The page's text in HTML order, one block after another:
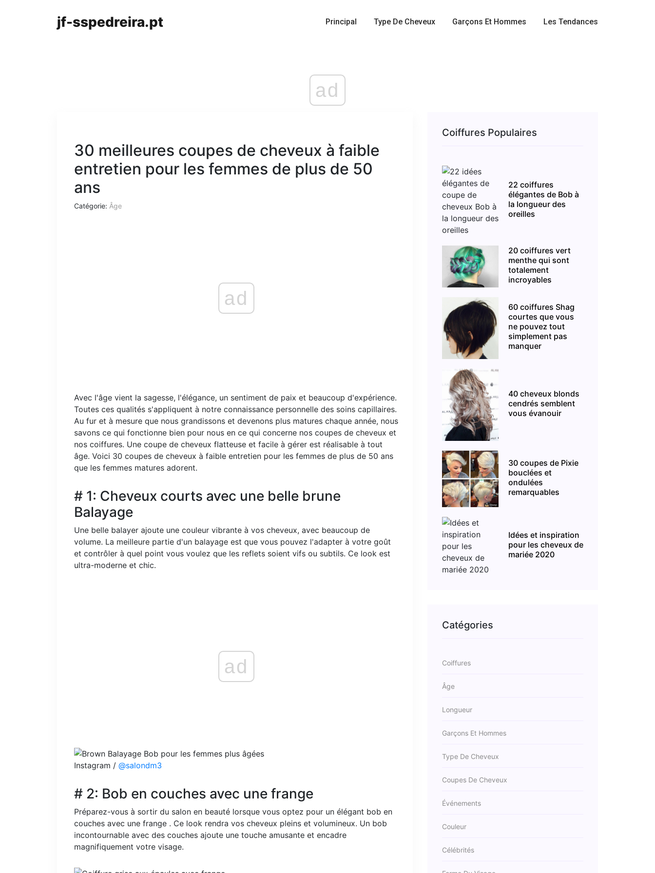
jf-sspedreira.pt Principal Type De Cheveux Garçons Et Hommes Les Tendances
ad
30 meilleures coupes de cheveux à faible
entretien pour les femmes de plus de 50
ans
Catégorie: Âge
ad
Avec l'âge vient la sagesse, l'élégance, un sentiment de paix et beaucoup d'expérience.
Toutes ces qualités s'appliquent à notre connaissance personnelle des soins capillaires.
Au fur et à mesure que nous grandissons et devenons plus matures chaque année, nous
savons ce qui fonctionne bien pour nous en ce qui concerne nos coupes de cheveux et
nos coiffures. Une coupe de cheveux flatteuse et facile à gérer est réalisable à tout
âge. Voici 30 coupes de cheveux à faible entretien pour les femmes de plus de 50 ans
que les femmes matures adorent.
# 1: Cheveux courts avec une belle brune
Balayage
Une belle balayer ajoute une couleur vibrante à vos cheveux, avec beaucoup de
volume. La meilleure partie d'un balayage est que vous pouvez l'adapter à votre goût
et contrôler à quel point vous voulez que les reflets soient vifs ou subtils. Ce look est
ultra-moderne et chic.
ad
Instagram / @salondm3
# 2: Bob en couches avec une frange
Préparez-vous à sortir du salon en beauté lorsque vous optez pour un élégant bob en
couches avec une frange . Ce look rendra vos cheveux pleins et volumineux. Un bob
incontournable avec des couches ajoute une touche amusante et encadre
magnifiquement votre visage.
Coiffures Populaires
22 coiffures
élégantes de Bob à
la longueur des
oreilles
20 coiffures vert
menthe qui sont
totalement
incroyables
60 coiffures Shag
courtes que vous
ne pouvez tout
simplement pas
manquer
40 cheveux blonds
cendrés semblent
vous évanouir
30 coupes de Pixie
bouclées et
ondulées
remarquables
Idées et inspiration
pour les cheveux de
mariée 2020
Catégories
Coiffures
Âge
Longueur
Garçons Et Hommes
Type De Cheveux
Coupes De Cheveux
Événements
Couleur
Célébrités